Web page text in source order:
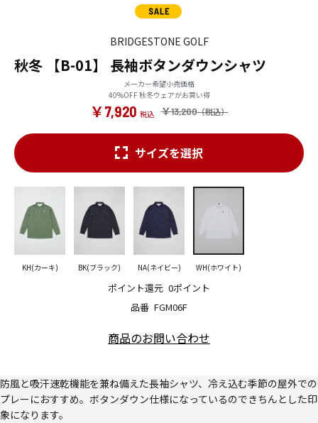
BRIDGESTONE GOLF
秋冬 【B-01】 長袖ボタンダウンシャツ
メーカー希望小売価格
40%OFF 秋冬ウェアがお買い得
￥13,200
￥7,920
品番 FGM06F
ポイント還元 0ポイント
サイズを選択
KH(カーキ) BK(ブラック) NA(ネイビー) WH(ホワイト)
商品のお問い合わせ
防風と吸汗速乾機能を兼ね備えた長袖シャツ、冷え込む季節の屋外での
プレーにおすすめ。ボタンダウン仕様になっているのできちんとした印
象になります。